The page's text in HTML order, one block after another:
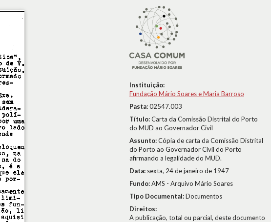
Instituição:
Fundação Mário Soares e Maria Barroso
Pasta:02547.003
Título:Carta da Comissão Distrital do Porto
do MUD ao Governador Civil
Assunto:Cópia de carta da Comissão Distrital
do Porto ao Governador Civil do Porto
afirmando a legalidade do MUD.
Data: sexta, 24 de janeiro de 1947
Fundo:AMS - Arquivo Mário Soares
Tipo Documental:Documentos
Direitos:
A publicação, total ou parcial, deste documento